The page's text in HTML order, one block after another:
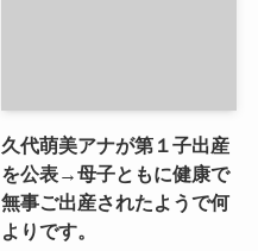
久代萌美アナが第１子出産
を公表→母子ともに健康で
無事ご出産されたようで何
よりです。